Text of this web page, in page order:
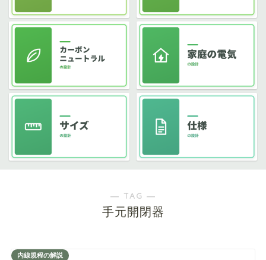
― TAG ―
手元開閉器
内線規程の解説